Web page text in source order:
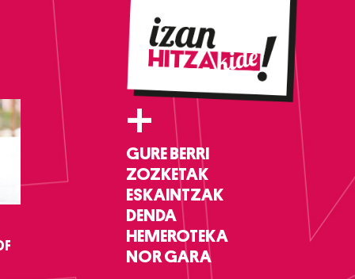
+
GURE BERRI
ZOZKETAK
ESKAINTZAK
DENDA
HEMEROTEKA
NOR GARA